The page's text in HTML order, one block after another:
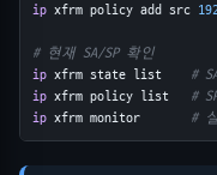
ip xfrm policy add src
# 현재 SA/SP 확인
ip xfrm state list
#
ip xfrm policy list
#
ip xfrm monitor #